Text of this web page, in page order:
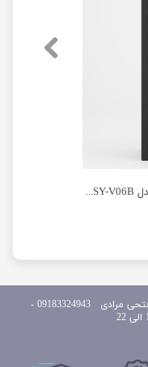
جارو عصایی سیمدار یونیک پرو مدل Unique SY-V06B
فروش : مسعود مرادی 09100390818​​​​​​​ ​​​​​​​- فتحی مرادی 09183324943 -